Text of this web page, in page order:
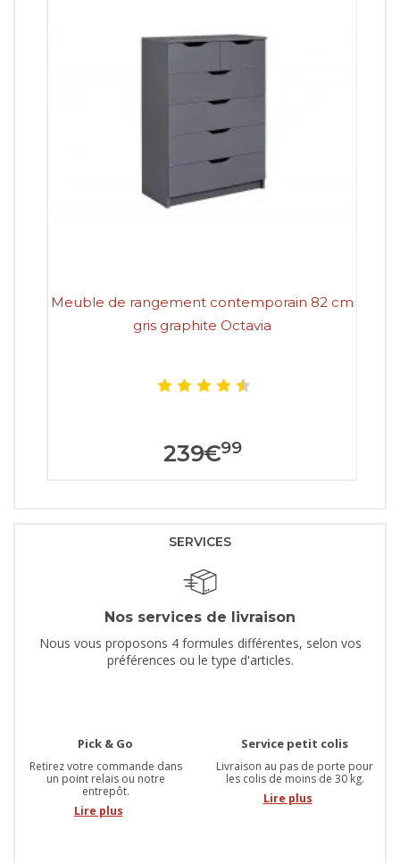
Meuble de rangement contemporain 82 cm
gris graphite Octavia
239€99
SERVICES
Nos services de livraison
Nous vous proposons 4 formules différentes, selon vos
préférences ou le type d'articles.
Pick & Go
Retirez votre commande dans
un point relais ou notre
entrepôt.
Lire plus
Service petit colis
Livraison au pas de porte pour
les colis de moins de 30 kg.
Lire plus